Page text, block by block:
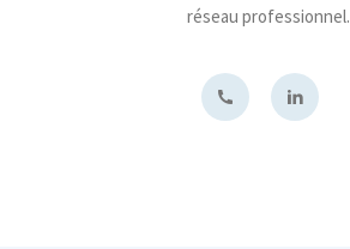
réseau professionnel.